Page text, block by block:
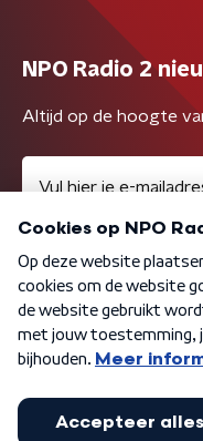
NPO Radio 2
Altijd op de hoogte
Algemene